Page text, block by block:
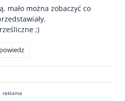
mało można zobaczyć co
;)
reklama